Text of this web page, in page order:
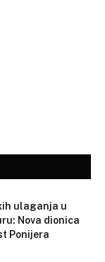
ulaganja u
Nova dionica
Ponijera